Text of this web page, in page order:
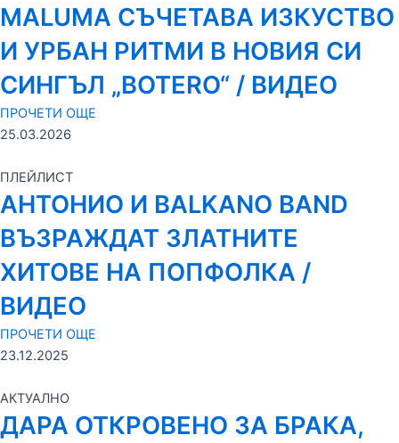
MALUMA СЪЧЕТАВА ИЗКУСТВО
И УРБАН РИТМИ В НОВИЯ СИ
СИНГЪЛ „BOTERO“ / ВИДЕО
ПРОЧЕТИ ОЩЕ
25.03.2026
ПЛЕЙЛИСТ
АНТОНИО И BALKANO BAND
ВЪЗРАЖДАТ ЗЛАТНИТЕ
ХИТОВЕ НА ПОПФОЛКА /
ВИДЕО
ПРОЧЕТИ ОЩЕ
23.12.2025
АКТУАЛНО
ДАРА ОТКРОВЕНО ЗА БРАКА,